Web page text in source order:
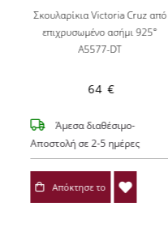
Σκουλαρίκια Victoria Cruz από
επιχρυσωμένο ασήμι 925°
A5577-DT
64 €
Άμεσα διαθέσιμο-
Αποστολή σε 2-5 ημέρες
Απόκτησε το